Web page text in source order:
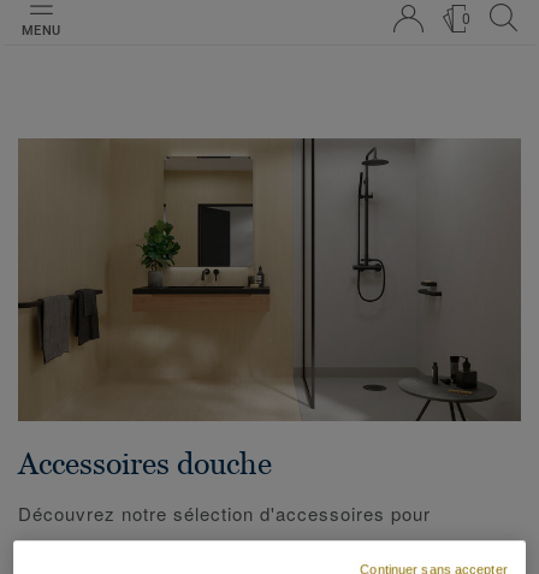
MENU
0
Accessoires douche
Découvrez notre sélection d'accessoires pour
l'installation de revêtements de sol et de murs pour
Continuer sans accepter